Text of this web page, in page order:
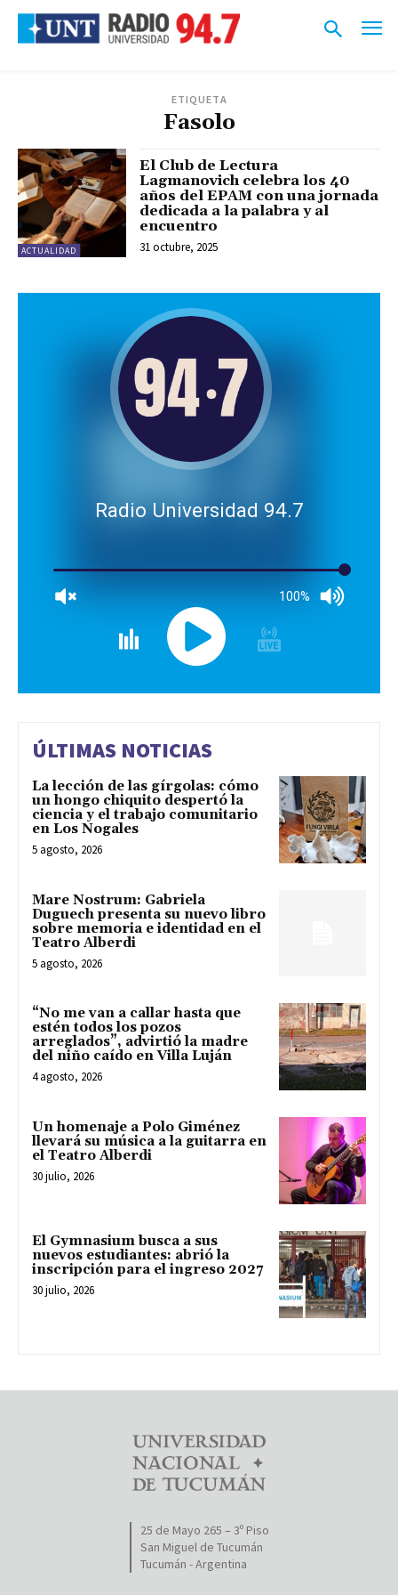
ETIQUETA
Fasolo
ACTUALIDAD
El Club de Lectura
Lagmanovich celebra los 40
años del EPAM con una jornada
dedicada a la palabra y al
encuentro
31 octubre, 2025
Radio Universidad 94.7
100%
ÚLTIMAS NOTICIAS
La lección de las gírgolas: cómo
un hongo chiquito despertó la
ciencia y el trabajo comunitario
en Los Nogales
5 agosto, 2026
Mare Nostrum: Gabriela
Duguech presenta su nuevo libro
sobre memoria e identidad en el
Teatro Alberdi
5 agosto, 2026
“No me van a callar hasta que
estén todos los pozos
arreglados”, advirtió la madre
del niño caído en Villa Luján
4 agosto, 2026
Un homenaje a Polo Giménez
llevará su música a la guitarra en
el Teatro Alberdi
30 julio, 2026
El Gymnasium busca a sus
nuevos estudiantes: abrió la
inscripción para el ingreso 2027
30 julio, 2026
25 de Mayo 265 – 3º Piso
San Miguel de Tucumán
Tucumán - Argentina